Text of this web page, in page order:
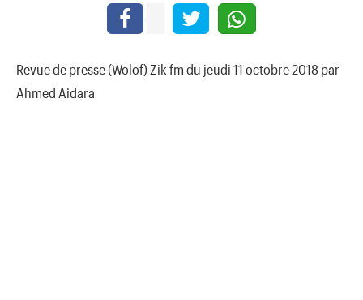
Revue de presse (Wolof) Zik fm du jeudi 11 octobre 2018 par
Ahmed Aidara